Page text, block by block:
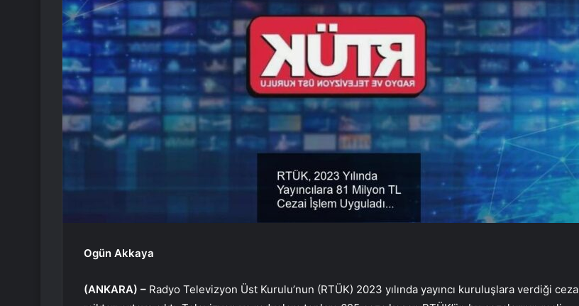
Ogün Akkaya
(ANKARA) – Radyo Televizyon Üst Kurulu’nun (RTÜK) 2023 yılında yayıncı kuruluşlara verdiği ceza